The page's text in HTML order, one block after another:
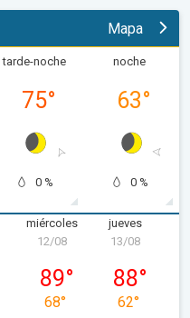
Mapa
tarde-noche
75°
0 %
noche
63°
0 %
miércoles
miércoles, 12/08
12/08
89°
68°
jueves
13/08
88°
62°